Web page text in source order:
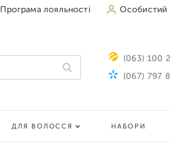
Програма лояльності Особистий
(063) 100
(067) 797
ДЛЯ ВОЛОССЯ НАБОРИ